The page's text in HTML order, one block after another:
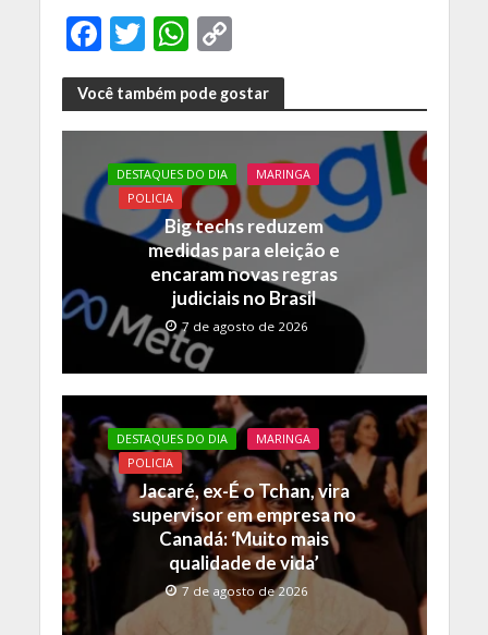
F
ac
e
b
o
o
k
T
w
itt
er
W
h
at
s
A
p
p
C
o
p
y
Li
n
k
Você também pode gostar
DESTAQUES DO DIA
MARINGA
POLICIA
Big techs reduzem
medidas para eleição e
encaram novas regras
judiciais no Brasil
7 de agosto de 2026
DESTAQUES DO DIA
MARINGA
POLICIA
Jacaré, ex-É o Tchan, vira
supervisor em empresa no
Canadá: ‘Muito mais
qualidade de vida’
7 de agosto de 2026